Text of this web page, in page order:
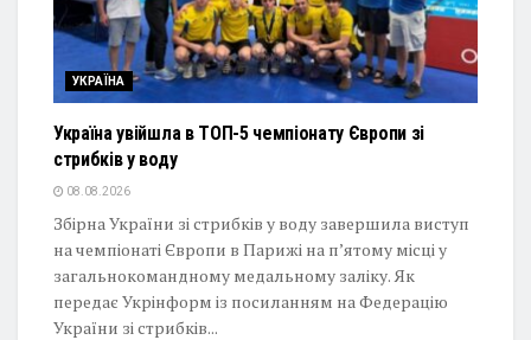
УКРАЇНА
Україна увійшла в ТОП-5 чемпіонату Європи зі
стрибків у воду
08.08.2026
Збірна України зі стрибків у воду завершила виступ
на чемпіонаті Європи в Парижі на п’ятому місці у
загальнокомандному медальному заліку. Як
передає Укрінформ із посиланням на Федерацію
України зі стрибків...